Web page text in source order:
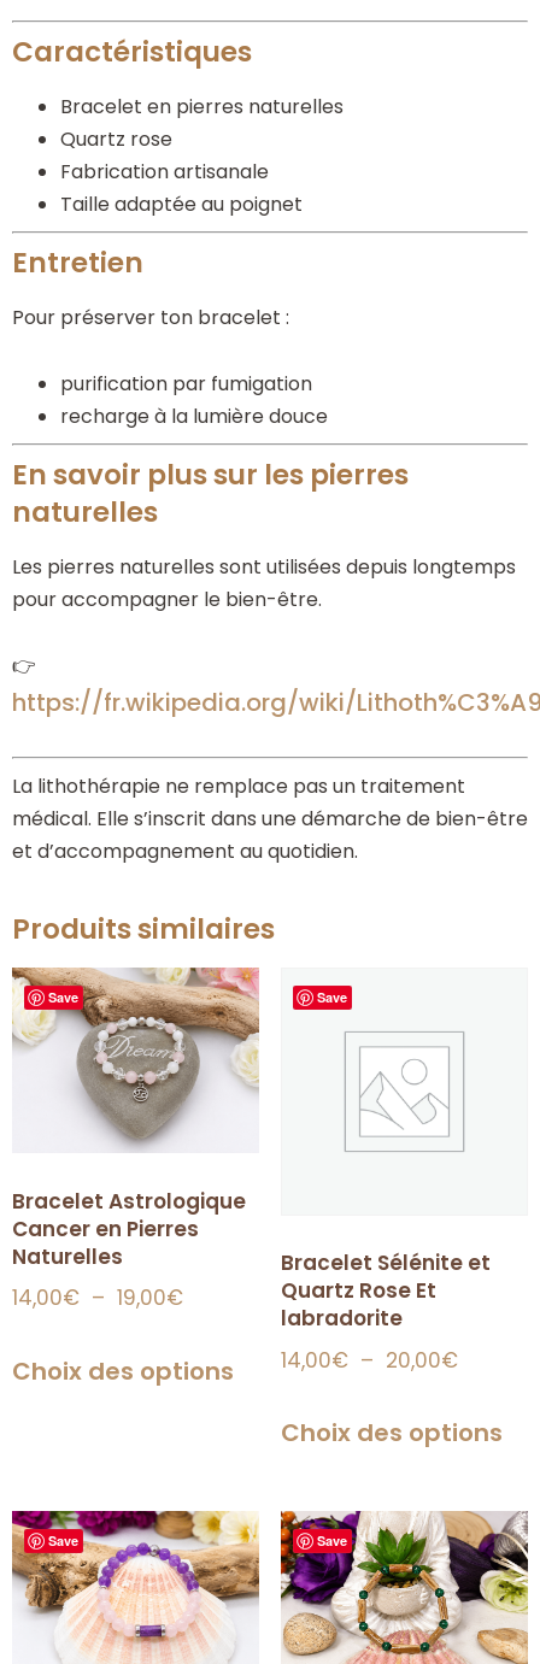
Caractéristiques
Bracelet en pierres naturelles
Quartz rose
Fabrication artisanale
Taille adaptée au poignet
Entretien
Pour préserver ton bracelet :
purification par fumigation
recharge à la lumière douce
En savoir plus sur les pierres
naturelles
Les pierres naturelles sont utilisées depuis longtemps
pour accompagner le bien-être.
👉
https://fr.wikipedia.org/wiki/
La lithothérapie ne remplace pas un traitement
médical. Elle s’inscrit dans une démarche de bien-être
et d’accompagnement au quotidien.
Produits similaires
Save
Bracelet Astrologique
Cancer en Pierres
Naturelles
14,00€ – 19,00€
Choix des options
Save
Bracelet Sélénite et
Quartz Rose Et
labradorite
14,00€ – 20,00€
Choix des options
Save Save